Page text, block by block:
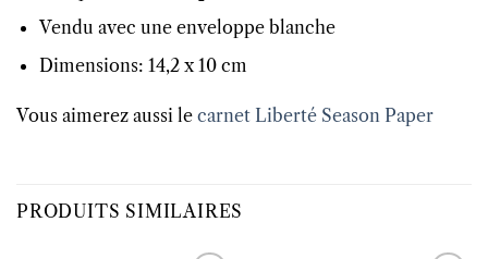
Vendu avec une enveloppe blanche
Dimensions: 14,2 x 10 cm
Vous aimerez aussi le carnet Liberté Season Paper
PRODUITS SIMILAIRES